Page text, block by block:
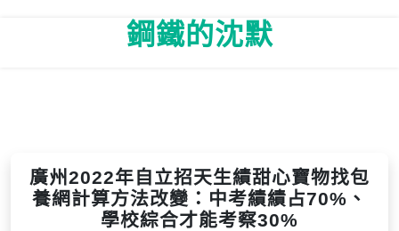
鋼鐵的沈默
廣州2022年自立招天生績甜心寶物找包
養網計算方法改變：中考績績占70%、
學校綜合才能考察30%